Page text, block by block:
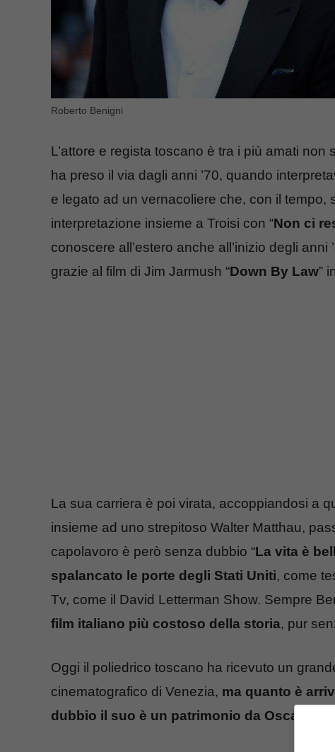
Roberto Benigni
L’attore e regista toscano è tra i più amati
ha preso il via dagli anni ’70, quando
e legato ad un vernacoliere che, con il tempo,
interpretazione insieme a Troisi con “Non ci
conoscere all’estero anche all’inizio degli
grazie al film di Jim Jarmush “Down By Law”
La sua carriera è poi virata, accoppiandosi a
insieme ad uno strepitoso Walter Matthau,
capolavoro è però senza dubbio “La vita è
spalancato le porte degli Stati Uniti, come
Tv, come il David Letterman Show. Sempre
film italiano più costoso della storia, pur
Oggi il poliedrico toscano ha ricevuto un
cinematografico di Venezia, ma quanto è
dubbio il suo è un patrimonio da Oscar”,